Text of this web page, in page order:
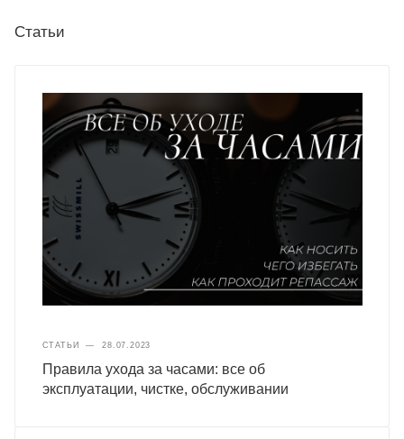
Статьи
СТАТЬИ — 28.07.2023
Правила ухода за часами: все об
эксплуатации, чистке, обслуживании